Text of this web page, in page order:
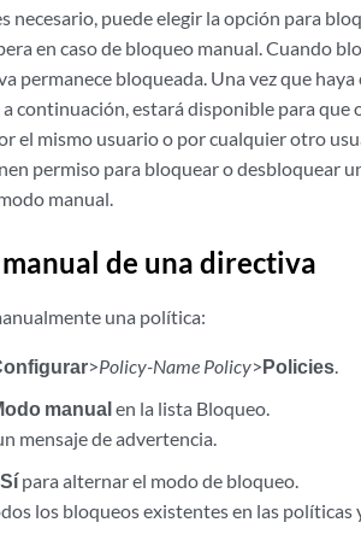
necesario, puede elegir la opción para
en caso de bloqueo manual. Cuando
permanece bloqueada. Una vez que
continuación, estará disponible para
el mismo usuario o por cualquier otro
permiso para bloquear o desbloquear
manual.
de una directiva
una política:
>Policy-Name Policy>Policies.
manualen la lista Bloqueo.
mensaje de advertencia.
Sípara alternar el modo de bloqueo.
los bloqueos existentes en las políticas